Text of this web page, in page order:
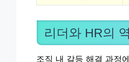
리더와 HR의
조직 내 갈등 해결 과정